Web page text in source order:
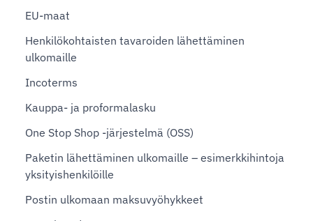
EU-maat
Henkilökohtaisten tavaroiden lähettäminen
ulkomaille
Incoterms
Kauppa- ja proformalasku
One Stop Shop -järjestelmä (OSS)
Paketin lähettäminen ulkomaille – esimerkkihintoja
yksityishenkilöille
Postin ulkomaan maksuvyöhykkeet